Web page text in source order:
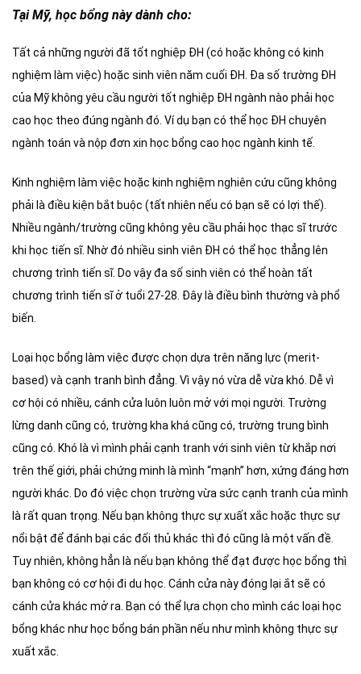
Tại Mỹ, học bổng này dành cho:
Tất cả những người đã tốt nghiệp ĐH (có hoặc không có kinh
nghiệm làm việc) hoặc sinh viên năm cuối ĐH. Đa số trường ĐH
của Mỹ không yêu cầu người tốt nghiệp ĐH ngành nào phải học
cao học theo đúng ngành đó. Ví dụ bạn có thể học ĐH chuyên
ngành toán và nộp đơn xin học bổng cao học ngành kinh tế.
Kinh nghiệm làm việc hoặc kinh nghiệm nghiên cứu cũng không
phải là điều kiện bắt buộc (tất nhiên nếu có bạn sẽ có lợi thế).
Nhiều ngành/trường cũng không yêu cầu phải học thạc sĩ trước
khi học tiến sĩ. Nhờ đó nhiều sinh viên ĐH có thể học thẳng lên
chương trình tiến sĩ. Do vậy đa số sinh viên có thể hoàn tất
chương trình tiến sĩ ở tuổi 27-28. Đây là điều bình thường và phổ
biến.
Loại học bổng làm việc được chọn dựa trên năng lực (merit-
based) và cạnh tranh bình đẳng. Vì vậy nó vừa dễ vừa khó. Dễ vì
cơ hội có nhiều, cánh cửa luôn luôn mở với mọi người. Trường
lừng danh cũng có, trường kha khá cũng có, trường trung bình
cũng có. Khó là vì mình phải cạnh tranh với sinh viên từ khắp nơi
trên thế giới, phải chứng minh là mình “mạnh” hơn, xứng đáng hơn
người khác. Do đó việc chọn trường vừa sức cạnh tranh của mình
là rất quan trọng. Nếu bạn không thực sự xuất xắc hoặc thực sự
nổi bật để đánh bại các đối thủ khác thì đó cũng là một vấn đề.
Tuy nhiên, không hẳn là nếu bạn không thể đạt được học bổng thì
bạn không có cơ hội đi du học. Cánh cửa này đóng lại ắt sẽ có
cánh cửa khác mở ra. Bạn có thể lựa chọn cho mình các loại học
bổng khác như học bổng bán phần nếu như mình không thực sự
xuất xắc.